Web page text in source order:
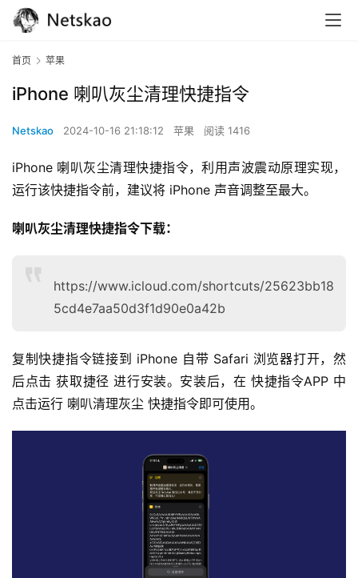
首页 苹果
iPhone 喇叭灰尘清理快捷指令
Netskao 2024-10-16 21:18:12 苹果 阅读 1416
iPhone 喇叭灰尘清理快捷指令，利用声波震动原理实现，
运行该快捷指令前，建议将 iPhone 声音调整至最大。
喇叭灰尘清理快捷指令下载：
https://www.icloud.com/shortcuts/25623bb18
5cd4e7aa50d3f1d90e0a42b
复制快捷指令链接到 iPhone 自带 Safari 浏览器打开，然
后点击 获取捷径 进行安装。安装后，在 快捷指令APP 中
点击运行 喇叭清理灰尘 快捷指令即可使用。